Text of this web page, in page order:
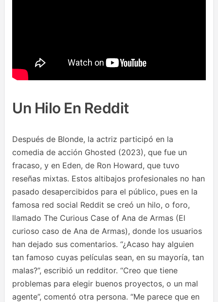
Un Hilo En Reddit
Después de Blonde, la actriz participó en la
comedia de acción Ghosted (2023), que fue un
fracaso, y en Eden, de Ron Howard, que tuvo
reseñas mixtas. Estos altibajos profesionales no han
pasado desapercibidos para el público, pues en la
famosa red social Reddit se creó un hilo, o foro,
llamado The Curious Case of Ana de Armas (El
curioso caso de Ana de Armas), donde los usuarios
han dejado sus comentarios. “¿Acaso hay alguien
tan famoso cuyas películas sean, en su mayoría, tan
malas?”, escribió un redditor. “Creo que tiene
problemas para elegir buenos proyectos, o un mal
agente”, comentó otra persona. “Me parece que en